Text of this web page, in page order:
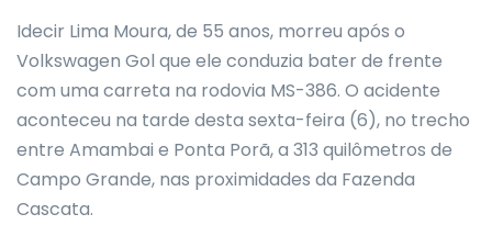
Idecir Lima Moura, de 55 anos, morreu após o
Volkswagen Gol que ele conduzia bater de frente
com uma carreta na rodovia MS-386. O acidente
aconteceu na tarde desta sexta-feira (6), no trecho
entre Amambai e Ponta Porã, a 313 quilômetros de
Campo Grande, nas proximidades da Fazenda
Cascata.